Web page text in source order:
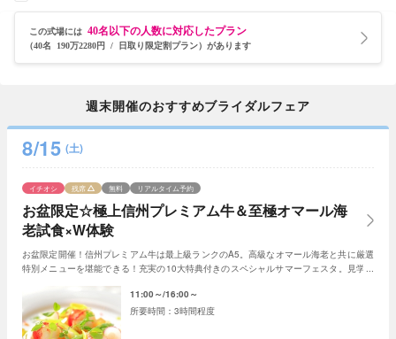
この式場には 40名以下の人数に対応したプラン
（40名 190万2280円 / 日取り限定割プラン）があります
週末開催のおすすめブライダルフェア
8/15 (土)
お盆限定☆極上信州プレミアム牛＆至極オマール海
老試食×W体験
イチオシ 残席 無料 リアルタイム予約
お盆限定開催！信州プレミアム牛は最上級ランクのA5。高級なオマール海老と共に厳選
特別メニューを堪能できる！充実の10大特典付きのスペシャルサマーフェスタ。見学＆
11:00～ 16:00～
3時間程度